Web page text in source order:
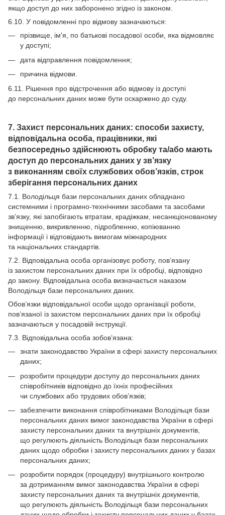
якщо доступ до них заборонено згідно із законом.
6.10. У повідомленні про відмову зазначаються:
прізвище, ім'я, по батькові посадової особи, яка відмовляє
у доступі;
дата відправлення повідомлення;
причина відмови.
6.11. Рішення про відстрочення або відмову із доступі
до персональних даних може бути оскаржено до суду.
7. Захист персональних даних: способи захисту,
відповідальна особа, працівники, які
безпосередньо здійснюють обробку та/або мають
доступ до персональних даних у зв’язку
з виконанням своїх службових обов’язків, строк
зберігання персональних даних
7.1. Володільця бази персональних даних обладнано
системними і програмно-технічними засобами та засобами
зв’язку, які запобігають втратам, крадіжкам, несанкціонованому
знищенню, викривленню, підробленню, копіюванню
інформації і відповідають вимогам міжнародних
та національних стандартів.
7.2. Відповідальна особа організовує роботу, пов’язану
із захистом персональних даних при їх обробці, відповідно
до закону. Відповідальна особа визначається наказом
Володільця бази персональних даних.
Обов’язки відповідальної особи щодо організації роботи,
пов’язаної із захистом персональних даних при їх обробці
зазначаються у посадовій інструкції.
7.3. Відповідальна особа зобов’язана:
знати законодавство України в сфері захисту персональних
даних;
розробити процедури доступу до персональних даних
співробітників відповідно до їхніх професійних
чи службових або трудових обов’язків;
забезпечити виконання співробітниками Володільця бази
персональних даних вимог законодавства України в сфері
захисту персональних даних та внутрішніх документів,
що регулюють діяльність Володільця бази персональних
даних щодо обробки і захисту персональних даних у базах
персональних даних;
розробити порядок (процедуру) внутрішнього контролю
за дотриманням вимог законодавства України в сфері
захисту персональних даних та внутрішніх документів,
що регулюють діяльність Володільця бази персональних